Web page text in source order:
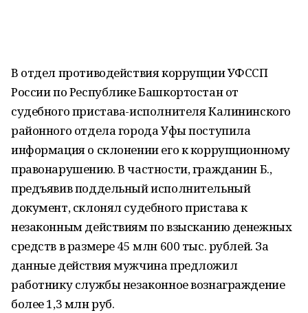
В отдел противодействия коррупции УФССП
России по Республике Башкортостан от
судебного пристава-исполнителя Калининского
районного отдела города Уфы поступила
информация о склонении его к коррупционному
правонарушению. В частности, гражданин Б.,
предъявив поддельный исполнительный
документ, склонял судебного пристава к
незаконным действиям по взысканию денежных
средств в размере 45 млн 600 тыс. рублей. За
данные действия мужчина предложил
работнику службы незаконное вознаграждение
более 1,3 млн руб.